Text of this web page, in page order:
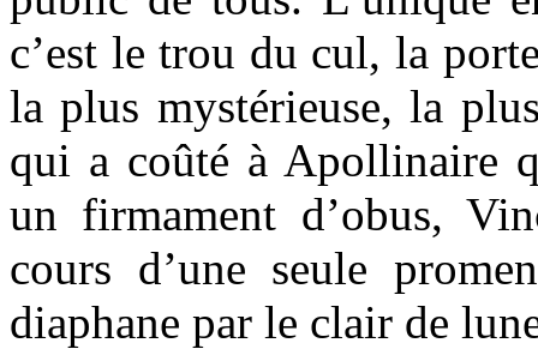
c’est le trou du cul, la
la plus mystérieuse, la
qui a coûté à Apollinaire
un firmament d’obus,
cours d’une seule
diaphane par le clair de